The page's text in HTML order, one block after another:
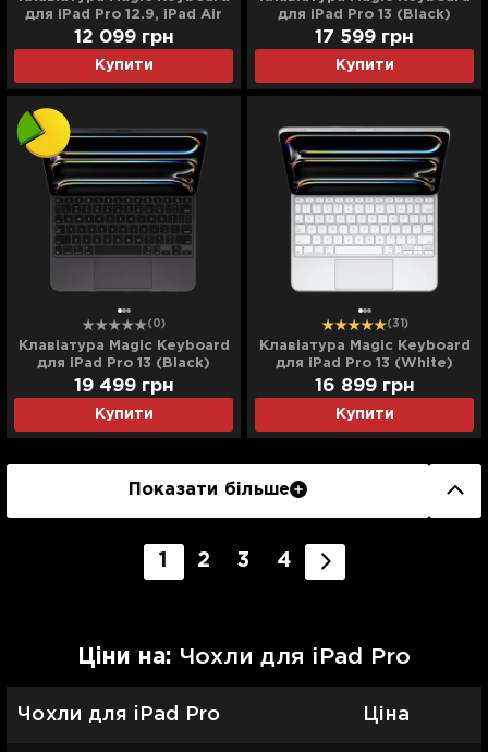
для iPad Pro 12.9, iPad Air
13 (M2) (Black)
(MJQK3/MXQU2) (Ultra)
Купити
12 099 грн
для iPad Pro 13 (Black)
(MWR53) (2024)
Купити
17 599 грн
(0)
Клавіатура Magic Keyboard
для iPad Pro 13 (Black)
(MWR53) (2024) (Ultra)
Купити
19 499 грн
(31)
Клавіатура Magic Keyboard
для iPad Pro 13 (White)
(MWR43) (2024)
Купити
16 899 грн
Показати більше
1 2 3 4
Цiни на: Чохли для iPad Pro
Чохли для iPad Pro Ціна